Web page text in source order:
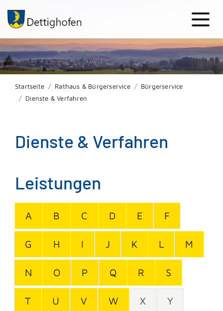
Startseite Rathaus & Bürgerservice
Bürgerservice
Dienste & Verfahren
Dienste & Verfahren
Leistungen
A B C D E F
G H I J K L M
N O P Q R S
T U V W X Y